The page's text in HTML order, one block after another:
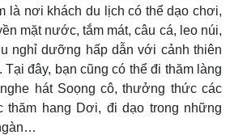
là nơi khách du lịch có thể dạo chơi,
mặt nước, tắm mát, câu cá, leo núi,
nghỉ dưỡng hấp dẫn với cảnh thiên
Tại đây, bạn cũng có thể đi thăm làng
hát Soọng cô, thưởng thức các
thăm hang Dơi, đi dạo trong những